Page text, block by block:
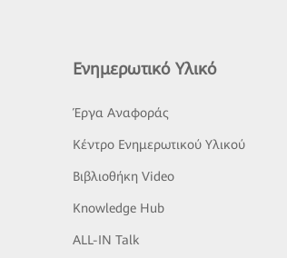
Ενημερωτικό Υλικό
Έργα Αναφοράς
Κέντρο Ενημερωτικού Υλικού
Βιβλιοθήκη Video
Knowledge Hub
ALL-IN Talk